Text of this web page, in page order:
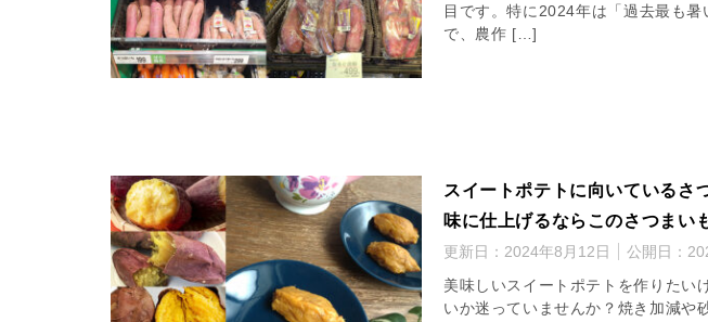
目です。特に2024年は「過去最も
で、農作 […]
スイートポテトに向いているさ
味に仕上げるならこのさつまい
更新日： 2024年8月12日 公開日：
美味しいスイートポテトを作りたい
いか迷っていませんか？焼き加減や